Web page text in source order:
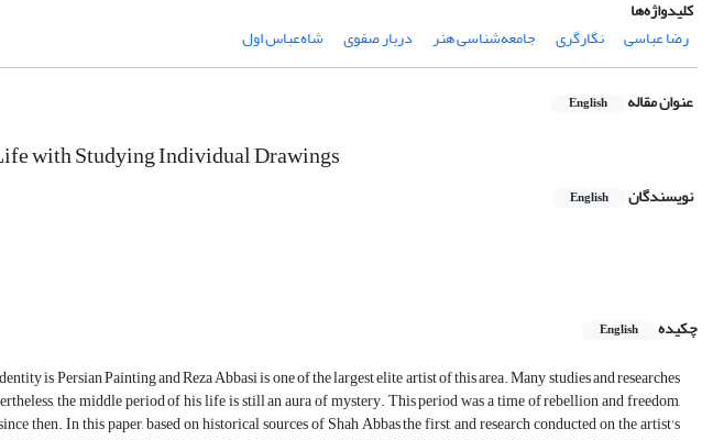
کلیدواژه‌ها
رضا عباسی
نگارگری جامعه‌شناسی هنر دربار صفوی شاه‌عباس اول
عنوان مقاله English
with Studying Individual Drawings
نویسندگان English
چکیده
English
is Persian Painting and Reza Abbasi is one of the largest elite artist of this area. Many studies and researches
the middle period of his life is still an aura of mystery. This period was a time of rebellion and freedom,
then. In this paper, based on historical sources of Shah Abbas the first, and research conducted on the artist's